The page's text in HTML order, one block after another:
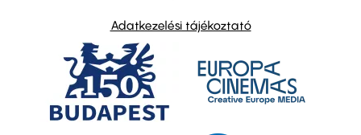
Adatkezelési tájékoztató